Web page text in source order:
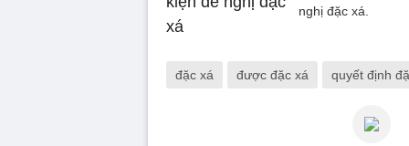
nghị đặc xá.
đặc xá được đặc xá quyết định